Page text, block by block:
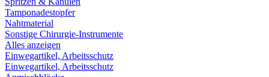
Tamponadestopfer
Nahtmaterial
Sonstige Chirurgie-Instrumente
Alles anzeigen
Einwegartikel, Arbeitsschutz
Einwegartikel, Arbeitsschutz